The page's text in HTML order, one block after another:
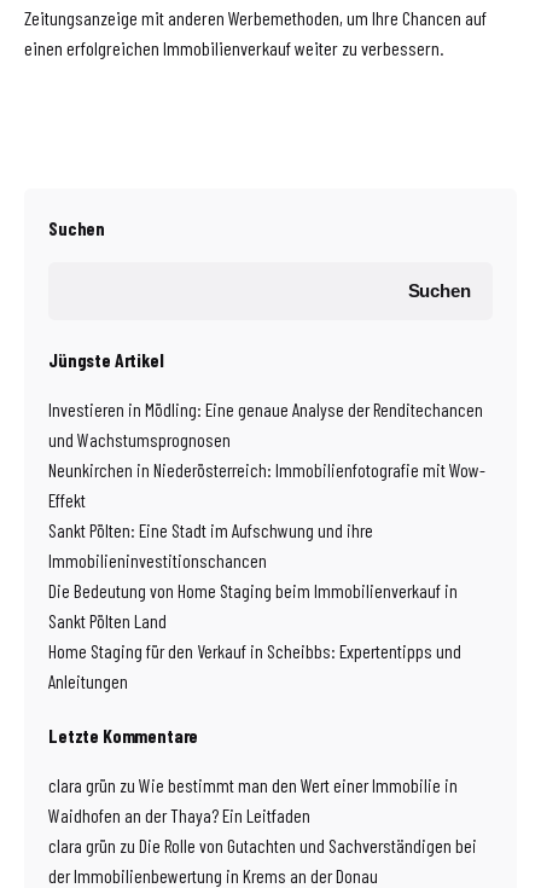
Zeitungsanzeige mit anderen Werbemethoden, um Ihre Chancen auf
einen erfolgreichen Immobilienverkauf weiter zu verbessern.
Suchen
Suchen
Jüngste Artikel
Investieren in Mödling: Eine genaue Analyse der Renditechancen
und Wachstumsprognosen
Neunkirchen in Niederösterreich: Immobilienfotografie mit Wow-
Effekt
Sankt Pölten: Eine Stadt im Aufschwung und ihre
Immobilieninvestitionschancen
Die Bedeutung von Home Staging beim Immobilienverkauf in
Sankt Pölten Land
Home Staging für den Verkauf in Scheibbs: Expertentipps und
Anleitungen
Letzte Kommentare
clara grün zu Wie bestimmt man den Wert einer Immobilie in
Waidhofen an der Thaya? Ein Leitfaden
clara grün zu Die Rolle von Gutachten und Sachverständigen bei
der Immobilienbewertung in Krems an der Donau